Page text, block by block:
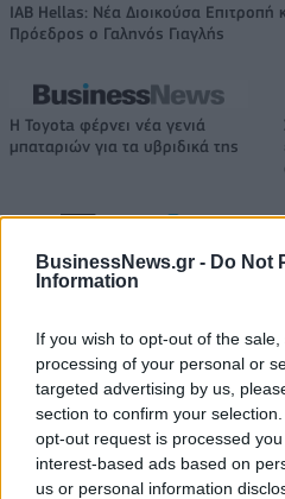
BusinessNews.gr - Do Not
Information
If you wish to opt-out of the
processing of your personal or
targeted advertising by us,
section to confirm your
opt-out request is processed
interest-based ads based on
us or personal information
IAB Hellas: Νέα Διοικούσα Επιτροπή
Πρόεδρος ο Γαληνός Γιαγλής
Η Toyota φέρνει νέα γενιά
μπαταριών για τα υβριδικά της
Νέο Audi A2 e-tron με στόχο την
Ευρωπαϊκό Παίδων: Λύγισε
στην παράταση η Ελλάδα, 96-
86 από την Ισπανία (pics)
ΕΛΣΤΑΤ: Στο 3,4% υποχώρησε ο